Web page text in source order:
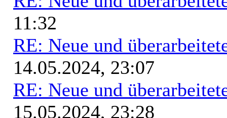
11:32
RE: Neue und
14.05.2024, 23:07
RE: Neue und
15.05.2024, 23:28